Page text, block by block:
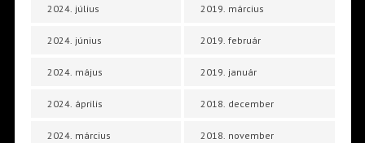
2024. július
2024. június
2024. május
2024. április
2024. március
2019. március
2019. február
2019. január
2018. december
2018. november